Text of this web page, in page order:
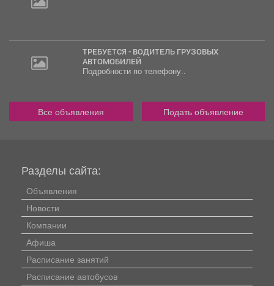
ТРЕБУЕТСЯ - ВОДИТЕЛЬ ГРУЗОВЫХ
АВТОМОБИЛЕЙ
Подробности по телефону..
Все объявления Подать объявление
Разделы сайта:
Объявления
Новости
Компании
Афиша
Расписание занятий
Расписание автобусов